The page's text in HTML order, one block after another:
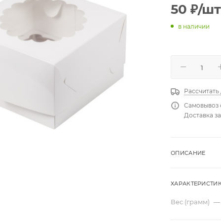
50 ₽/шт
в наличии
Рассчитать
Самовывоз
Доставка
ОПИСАНИЕ
Вес (грамм) —